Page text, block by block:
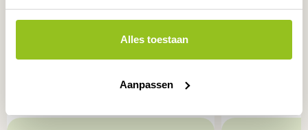
Alles toestaan
Aanpassen
optie
kan
optie
kan